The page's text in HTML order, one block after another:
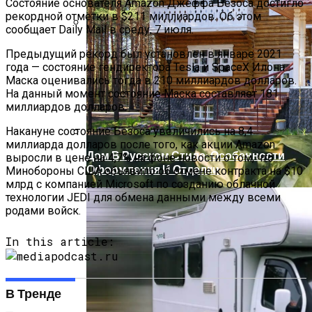
Артезианская, Минеральная,
Родниковая, Талая: В Чем Разница И
Какую Воду Лучше Выбрать Для Питья
Дом В Русском Стиле: Особенности
Оформления И Отделки
Состояние основателя Amazon Джеффа Безоса достигло
рекордной отметки в $211 миллиардов. Об этом
сообщает Daily Mail в среду, 7 июля.
Предыдущий рекорд был установлен в январе 2021
года — состояние гендиректора Tesla и SpaceX Илона
Маска оценивались тогда в 210 миллиардов долларов.
На данный момент состояние Маска составляет 181
миллиардов долларов.
Накануне состояние Безоса увеличились на 8,4
миллиарда долларов после того, как акции Amazon
выросли в цене на 4,7% на фоне новости о том, что
Минобороны США объявило об отмене контракта на $10
млрд с компанией Microsoft по созданию облачной
технологии JEDI для обмена данными между всеми
родами войск.
In this article:
В Тренде